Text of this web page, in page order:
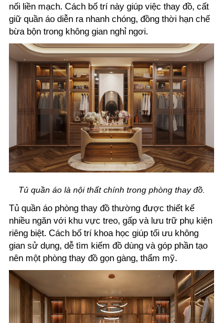
nối liền mạch. Cách bố trí này giúp việc thay đồ, cất
giữ quần áo diễn ra nhanh chóng, đồng thời hạn chế
bừa bộn trong không gian nghỉ ngơi.
Tủ quần áo là nội thất chính trong phòng thay đồ.
Tủ quần áo phòng thay đồ thường được thiết kế
nhiều ngăn với khu vực treo, gấp và lưu trữ phụ kiện
riêng biệt. Cách bố trí khoa học giúp tối ưu không
gian sử dụng, dễ tìm kiếm đồ dùng và góp phần tạo
nên một phòng thay đồ gọn gàng, thẩm mỹ.